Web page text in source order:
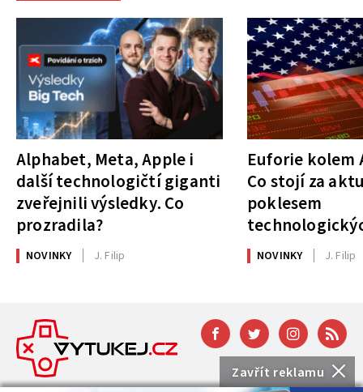
Zavřít reklamu
Alphabet, Meta, Apple i
další technologičtí giganti
zveřejnili výsledky. Co
prozradila?
NOVINKY J. Filip
Euforie kolem
Co stojí za
poklesem
NOVINKY J. Filip